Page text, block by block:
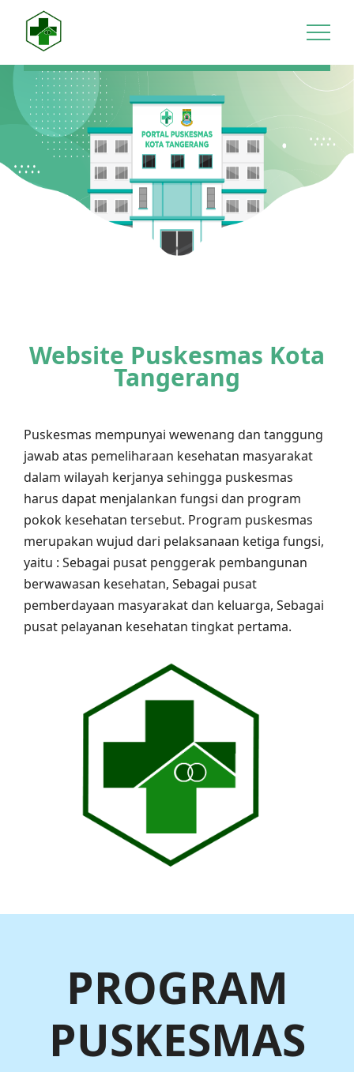
Website Puskesmas Kota
Tangerang
Puskesmas mempunyai wewenang dan tanggung
jawab atas pemeliharaan kesehatan masyarakat
dalam wilayah kerjanya sehingga puskesmas
harus dapat menjalankan fungsi dan program
pokok kesehatan tersebut. Program puskesmas
merupakan wujud dari pelaksanaan ketiga fungsi,
yaitu : Sebagai pusat penggerak pembangunan
berwawasan kesehatan, Sebagai pusat
pemberdayaan masyarakat dan keluarga, Sebagai
pusat pelayanan kesehatan tingkat pertama.
PROGRAM
PUSKESMAS